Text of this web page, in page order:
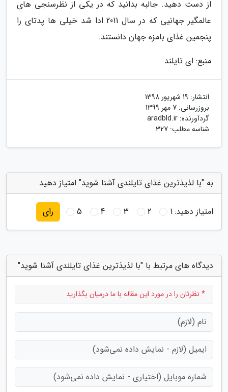
از دست دهید. جالبه بدانید که در یکی از نظرسنجی های
عالمگیر جهانیی که در سال 2011 ادا شد خیلی ها پدتای را
پنجمین غذای بامزه جهان دانستند.
منبع: ای تایلند
انتشار: 19 شهریور 1398
بروزرسانی: 7 مهر 1399
گردآورنده: aradbld.ir
شناسه مطلب: 327
به "با لذیذترین غذای تایلندی آشنا شوید" امتیاز دهید
امتیاز دهید:1
2
3
4
5 رای
دیدگاه های مرتبط با "با لذیذترین غذای تایلندی آشنا شوید"
* نظرتان را در مورد این مقاله با ما درمیان بگذارید